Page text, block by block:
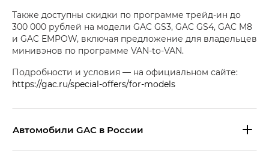
Также доступны скидки по программе трейд-ин до
300 000 рублей на модели GAC GS3, GAC GS4, GAC M8
и GAC EMPOW, включая предложение для владельцев
минивэнов по программе VAN-to-VAN.
Подробности и условия — на официальном сайте:
https://gac.ru/special-offers/for-models
Aвтомобили GAC в России